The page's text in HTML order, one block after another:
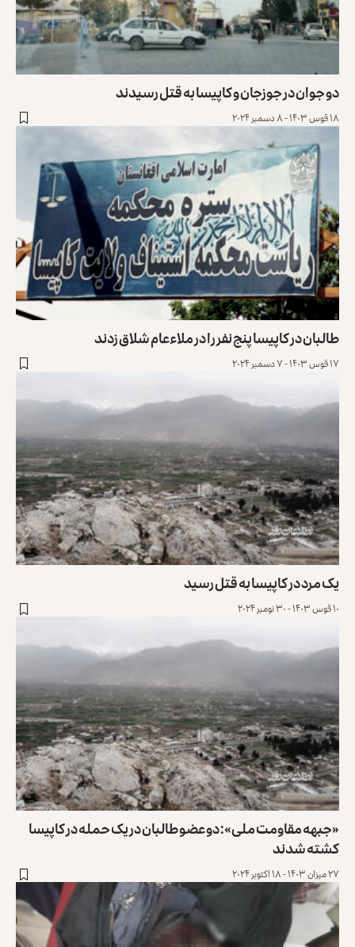
دو جوان در جوزجان و کاپیسا به قتل رسیدند
۱۸ قوس ۱۴۰۳ - ۸ دسمبر ۲۰۲۴
طالبان در کاپیسا پنج نفر را در ملاءعام شلاق زدند
۱۷ قوس ۱۴۰۳ - ۷ دسمبر ۲۰۲۴
یک مرد در کاپیسا به قتل رسید
۱۰ قوس ۱۴۰۳ - ۳۰ نومبر ۲۰۲۴
«جبهه مقاومت ملی»: دو عضو طالبان در یک حمله در کاپیسا
کشته شدند
۲۷ میزان ۱۴۰۳ - ۱۸ اکتوبر ۲۰۲۴